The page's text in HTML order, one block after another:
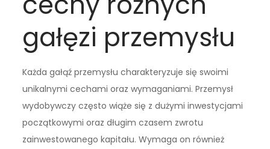
gałęzi przemysłu
Każda gałąź przemysłu charakteryzuje się swoimi
unikalnymi cechami oraz wymaganiami. Przemysł
wydobywczy często wiąże się z dużymi inwestycjami
początkowymi oraz długim czasem zwrotu
zainwestowanego kapitału. Wymaga on również